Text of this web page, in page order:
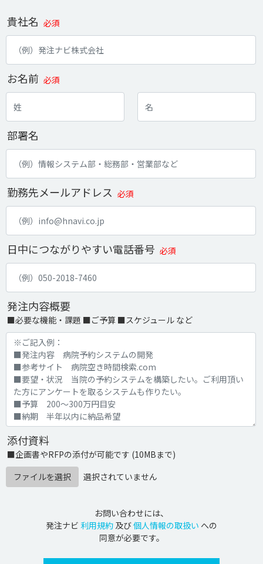
貴社名 必須
お名前 必須
部署名
勤務先メールアドレス 必須
日中につながりやすい電話番号 必須
発注内容概要
■必要な機能・課題 ■ご予算 ■スケジュール など
添付資料
■企画書やRFPの添付が可能です (10MBまで)
ファイルを選択
選択されていません
お問い合わせには、
発注ナビ 利用規約 及び個人情報の取扱い への
同意が必要です。